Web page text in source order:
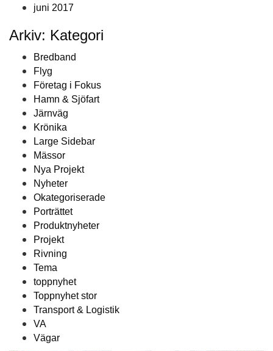
juni 2017
Arkiv: Kategori
Bredband
Flyg
Företag i Fokus
Hamn & Sjöfart
Järnväg
Krönika
Large Sidebar
Mässor
Nya Projekt
Nyheter
Okategoriserade
Porträttet
Produktnyheter
Projekt
Rivning
Tema
toppnyhet
Toppnyhet stor
Transport & Logistik
VA
Vägar